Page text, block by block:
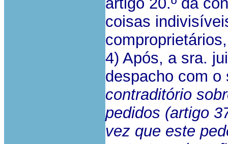
coisas
4) Após, a sra.
despacho com
contraditório
pedidos (artigo
vez que este